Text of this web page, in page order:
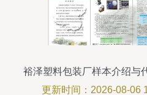
裕泽塑料包装厂样本介绍与
更新时间：2026-08-06